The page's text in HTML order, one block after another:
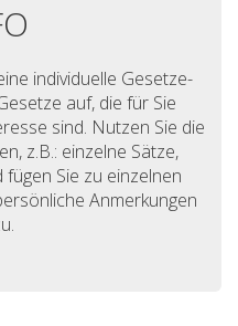
individuelle Gesetze-
auf, die für Sie
sind. Nutzen Sie die
z.B.: einzelne Sätze,
Sie zu einzelnen
Anmerkungen